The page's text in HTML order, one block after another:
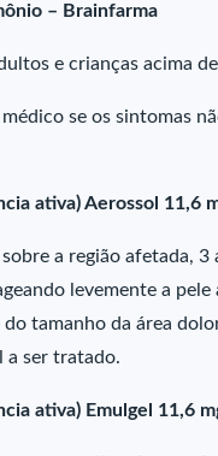
– Brainfarma
e crianças acima
se os sintomas
ativa) Aerossol 11,6
a região afetada,
levemente a
tamanho da área
a ser tratado.
ativa) Emulgel 11,6